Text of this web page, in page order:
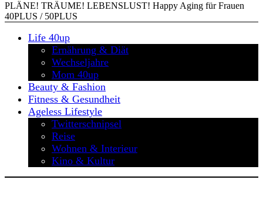
PLÄNE! TRÄUME! LEBENSLUST! Happy Aging für Frauen
40PLUS / 50PLUS
Life 40up
Ernährung & Diät
Wechseljahre
Mom 40up
Beauty & Fashion
Fitness & Gesundheit
Ageless Lifestyle
Twitterschnipsel
Reise
Wohnen & Interieur
Kino & Kultur